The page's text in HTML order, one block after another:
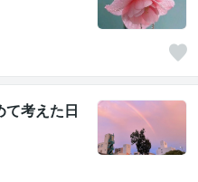
て考えた日